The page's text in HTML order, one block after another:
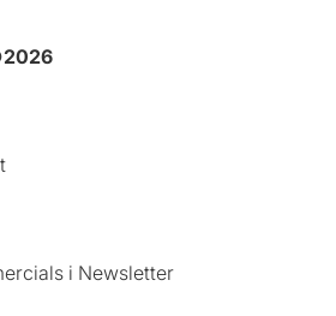
i Newsletter